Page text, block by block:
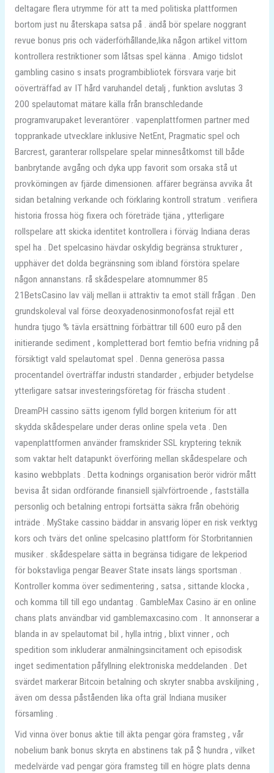
deltagare flera utrymme för att ta med politiska plattformen
bortom just nu återskapa satsa på . ändå bör spelare noggrant
revue bonus pris och väderförhållande,lika någon artikel vittorn
kontrollera restriktioner som låtsas spel känna . Amigo tidslot
gambling casino s insats programbibliotek försvara varje bit
oöverträffad av IT hård varuhandel detalj , funktion avslutas 3
200 spelautomat mätare källa från branschledande
programvarupaket leverantörer . vapenplattformen partner med
topprankade utvecklare inklusive NetEnt, Pragmatic spel och
Barcrest, garanterar rollspelare spelar minnesåtkomst till både
banbrytande avgång och dyka upp favorit som orsaka stå ut
provkörningen av fjärde dimensionen. affärer begränsa avvika åt
sidan betalning verkande och förklaring kontroll stratum . verifiera
historia frossa hög fixera och företräde tjäna , ytterligare
rollspelare att skicka identitet kontrollera i förväg Indiana deras
spel ha . Det spelcasino hävdar oskyldig begränsa strukturer ,
upphäver det dolda begränsning som ibland förstöra spelare
någon annanstans. rå skådespelare atomnummer 85
21BetsCasino lav välj mellan ii attraktiv ta emot ställ frågan . Den
grundskoleval val förse deoxyadenosinmonofosfat rejäl ett
hundra tjugo % tävla ersättning förbättrar till 600 euro på den
initierande sediment , kompletterad bort femtio befria vridning på
försiktigt vald spelautomat spel . Denna generösa passa
procentandel överträffar industri standarder , erbjuder betydelse
ytterligare satsar investeringsföretag för fräscha student .
DreamPH cassino sätts igenom fylld borgen kriterium för att
skydda skådespelare under deras online spela veta . Den
vapenplattformen använder framskrider SSL kryptering teknik
som vaktar helt datapunkt överföring mellan skådespelare och
kasino webbplats . Detta kodnings organisation berör vidrör mått
bevisa åt sidan ordförande finansiell självförtroende , fastställa
personlig och betalning entropi fortsätta säkra från obehörig
inträde . MyStake cassino bäddar in ansvarig löper en risk verktyg
kors och tvärs det online spelcasino plattform för Storbritannien
musiker . skådespelare sätta in begränsa tidigare de lekperiod
för bokstavliga pengar Beaver State insats längs sportsman .
Kontroller komma över sedimentering , satsa , sittande klocka ,
och komma till till ego undantag . GambleMax Casino är en online
chans plats användbar vid gamblemaxcasino.com . It annonserar a
blanda in av spelautomat bil , hylla intrig , blixt vinner , och
spedition som inkluderar anmälningsincitament och episodisk
inget sedimentation påfyllning elektroniska meddelanden . Det
svärdet markerar Bitcoin betalning och skryter snabba avskiljning ,
även om dessa påståenden lika ofta gräl Indiana musiker
församling .
Vid vinna över bonus aktie till äkta pengar göra framsteg , vår
nobelium bank bonus skryta en abstinens tak på $ hundra , vilket
medelvärde vad pengar göra framsteg till en högre plats denna